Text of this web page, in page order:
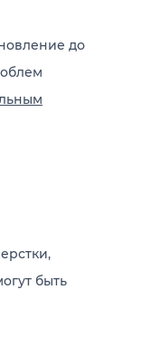
до
быть